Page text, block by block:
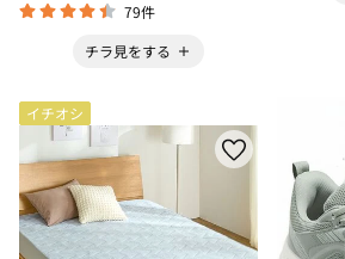
79件
チラ見をする
イチオシ